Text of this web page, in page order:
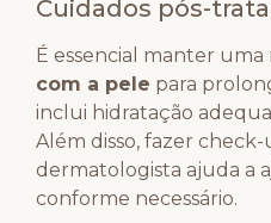
Cuidados pós-
É essencial manter uma
com a pele para
inclui hidratação
Além disso, fazer
dermatologista ajuda a
conforme necessário.